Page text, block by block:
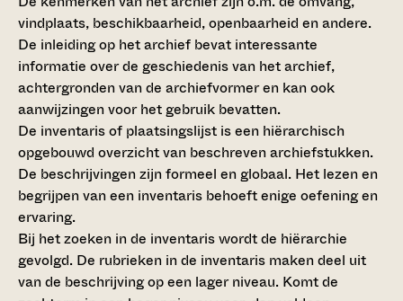
vindplaats, beschikbaarheid, openbaarheid en andere.
De inleiding op het archief bevat interessante
informatie over de geschiedenis van het archief,
achtergronden van de archiefvormer en kan ook
aanwijzingen voor het gebruik bevatten.
De inventaris of plaatsingslijst is een hiërarchisch
opgebouwd overzicht van beschreven archiefstukken.
De beschrijvingen zijn formeel en globaal. Het lezen en
begrijpen van een inventaris behoeft enige oefening en
ervaring.
Bij het zoeken in de inventaris wordt de hiërarchie
gevolgd. De rubrieken in de inventaris maken deel uit
van de beschrijving op een lager niveau. Komt de